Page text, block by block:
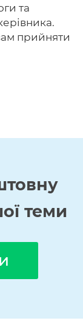
та
прийняти
теми